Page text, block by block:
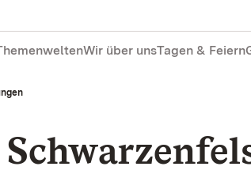
Wir über unsTagen & Feiern